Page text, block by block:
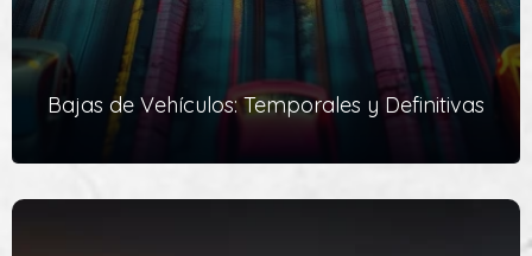
Bajas de Vehículos: Temporales y Definitivas